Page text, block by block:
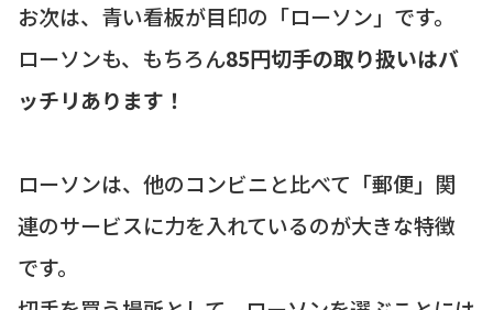
お次は、青い看板が目印の「ローソン」です。
ローソンも、もちろん85円切手の取り扱いはバ
ッチリあります！
ローソンは、他のコンビニと比べて「郵便」関
連のサービスに力を入れているのが大きな特徴
です。